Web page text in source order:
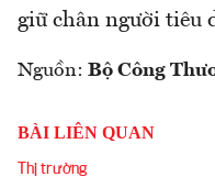
giữ chân người tiêu
Nguồn: Bộ Công
BÀI LIÊN QUAN
Thị trường